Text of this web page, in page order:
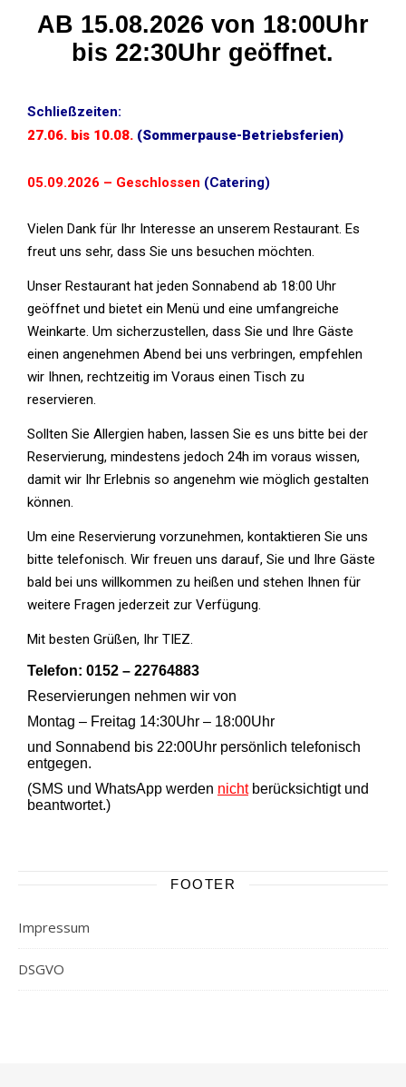
AB 15.08.2026 von 18:00Uhr
bis 22:30Uhr geöffnet.
Schließzeiten:
27.06. bis 10.08. (Sommerpause-Betriebsferien)
05.09.2026 – Geschlossen (Catering)
Vielen Dank für Ihr Interesse an unserem Restaurant. Es
freut uns sehr, dass Sie uns besuchen möchten.
Unser Restaurant hat jeden Sonnabend ab 18:00 Uhr
geöffnet und bietet ein Menü und eine umfangreiche
Weinkarte. Um sicherzustellen, dass Sie und Ihre Gäste
einen angenehmen Abend bei uns verbringen, empfehlen
wir Ihnen, rechtzeitig im Voraus einen Tisch zu
reservieren.
Sollten Sie Allergien haben, lassen Sie es uns bitte bei der
Reservierung, mindestens jedoch 24h im voraus wissen,
damit wir Ihr Erlebnis so angenehm wie möglich gestalten
können.
Um eine Reservierung vorzunehmen, kontaktieren Sie uns
bitte telefonisch. Wir freuen uns darauf, Sie und Ihre Gäste
bald bei uns willkommen zu heißen und stehen Ihnen für
weitere Fragen jederzeit zur Verfügung.
Mit besten Grüßen, Ihr TIEZ.
Telefon: 0152 – 22764883
Reservierungen nehmen wir von
Montag – Freitag 14:30Uhr – 18:00Uhr
und Sonnabend bis 22:00Uhr persönlich telefonisch
entgegen.
(SMS und WhatsApp werden nichtberücksichtigt und
beantwortet.)
FOOTER
Impressum
DSGVO